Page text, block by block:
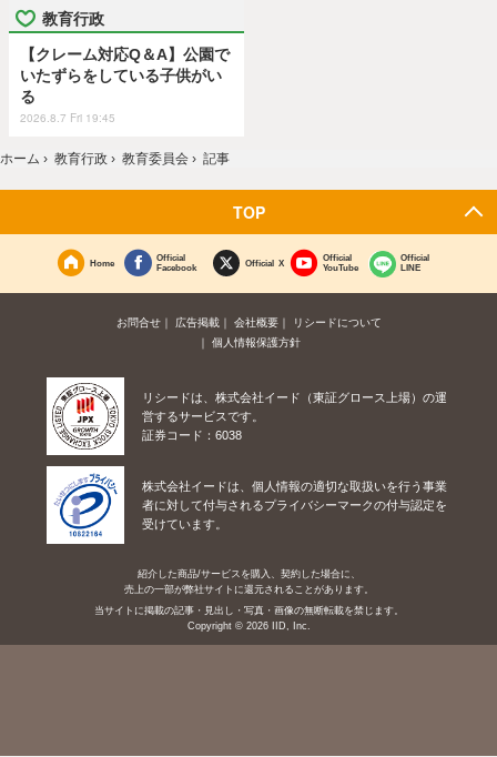
教育行政
【クレーム対応Q＆A】公園で
いたずらをしている子供がい
る
2026.8.7 Fri 19:45
ホーム › 教育行政 › 教育委員会 › 記事
TOP
Home
Official
Facebook
Official X
Official
YouTube
Official
LINE
お問合せ 広告掲載 会社概要
リシードについて
個人情報保護方針
リシードは、株式会社イード（東証グロース上場）の運
営するサービスです。
証券コード：6038
株式会社イードは、個人情報の適切な取扱いを行う事業
者に対して付与されるプライバシーマークの付与認定を
受けています。
紹介した商品/サービスを購入、契約した場合に、
売上の一部が弊社サイトに還元されることがあります。
当サイトに掲載の記事・見出し・写真・画像の無断転載を禁じます。
Copyright © 2026 IID, Inc.